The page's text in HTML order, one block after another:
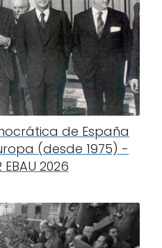
de España
(desde 1975) -
2026